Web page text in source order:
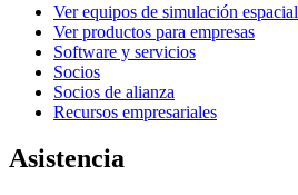
Ver equipos de simulación espacial
Ver productos para empresas
Software y servicios
Socios
Socios de alianza
Recursos empresariales
Asistencia